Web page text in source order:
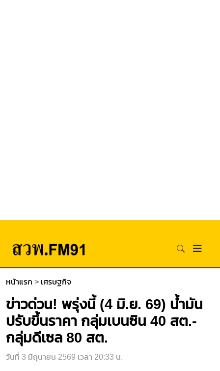
หน้าแรก > เศรษฐกิจ
ข่าวด่วน! พรุ่งนี้ (4 มิ.ย. 69) น้ำมัน
ปรับขึ้นราคา กลุ่มเบนซิน 40 สต.-
กลุ่มดีเซล 80 สต.
วันที่ 3 มิถุนายน 2569 เวลา 20:33 น.